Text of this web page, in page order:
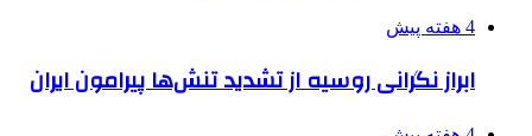
4 هفته پیش
ابراز نگرانی روسیه از تشدید تنش‌ها پیرامون ایران